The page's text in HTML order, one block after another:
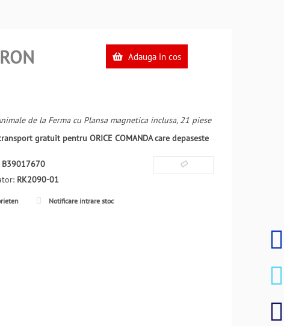
RON Adauga in cos
de la Ferma cu Plansa magnetica inclusa, 21 piese
gratuit pentru ORICE COMANDA care depaseste
B39017670
RK2090-01
Notificare intrare stoc